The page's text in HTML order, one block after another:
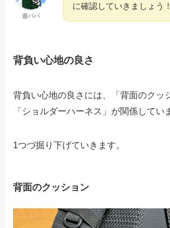
遊パパ
に確認していきましょう！
背負い心地の良さ
背負い心地の良さには、「背面のクッ
「ショルダーハーネス」が関係してい
1つづ掘り下げていきます。
背面のクッション